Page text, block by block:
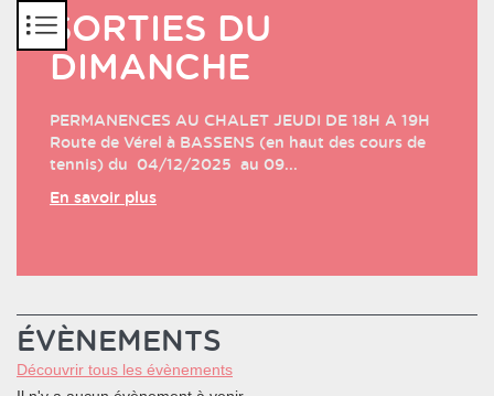
SORTIES DU
DIMANCHE
PERMANENCES AU CHALET JEUDI DE 18H A 19H
Route de Vérel à BASSENS (en haut des cours de
tennis) du 04/12/2025 au 09...
En savoir plus
ÉVÈNEMENTS
Découvrir tous les évènements